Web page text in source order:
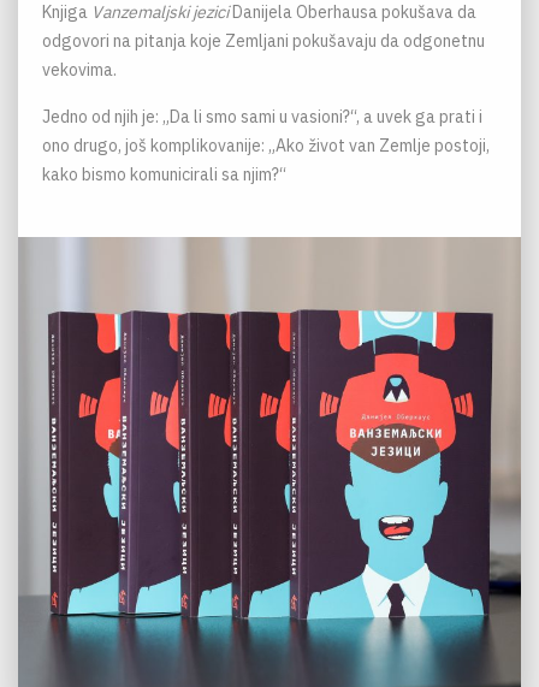
Knjiga Vanzemaljski jeziciDanijela Oberhausa pokušava da
odgovori na pitanja koje Zemljani pokušavaju da odgonetnu
vekovima.
Jedno od njih je: „Da li smo sami u vasioni?“, a uvek ga prati i
ono drugo, još komplikovanije: „Ako život van Zemlje postoji,
kako bismo komunicirali sa njim?“